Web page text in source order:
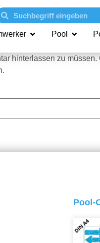
Pool
hinterlassen zu
Pool-